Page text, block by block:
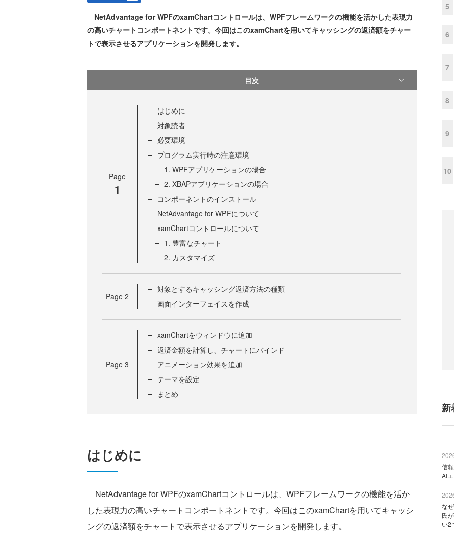
NetAdvantage for WPFのxamChartコントロールは、WPFフレームワークの機能を活かした表現力
の高いチャートコンポートネントです。今回はこのxamChartを用いてキャッシングの返済額をチャー
トで表示させるアプリケーションを開発します。
目次
Page
1
はじめに
対象読者
必要環境
プログラム実行時の注意環境
1. WPFアプリケーションの場合
2. XBAPアプリケーションの場合
コンポーネントのインストール
NetAdvantage for WPFについて
xamChartコントロールについて
1. 豊富なチャート
2. カスタマイズ
Page 2
対象とするキャッシング返済方法の種類
画面インターフェイスを作成
Page 3
xamChartをウィンドウに追加
返済金額を計算し、チャートにバインド
アニメーション効果を追加
テーマを設定
まとめ
はじめに
NetAdvantage for WPFのxamChartコントロールは、WPFフレームワークの機能を活か
した表現力の高いチャートコンポートネントです。今回はこのxamChartを用いてキャッシ
ングの返済額をチャートで表示させるアプリケーションを開発します。
5
6
7
8
9
10
新
信
AI
な
氏
い2